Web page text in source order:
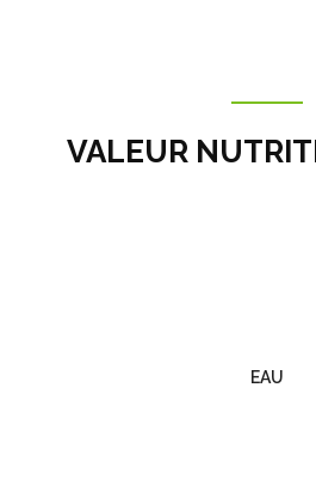
VALEUR
EAU